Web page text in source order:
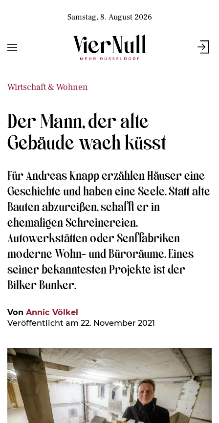
Samstag, 8. August 2026
Wirtschaft & Wohnen
Der Mann, der alte
Gebäude wach küsst
Für Andreas Knapp erzählen Häuser eine
Geschichte und haben eine Seele. Statt alte
Bauten abzureißen, schafft er in
ehemaligen Schreinereien,
Autowerkstätten oder Senffabriken
moderne Wohn- und Büroräume. Eines
seiner bekanntesten Projekte ist der
Bilker Bunker.
Von Annic Völkel
Veröffentlicht am 22. November 2021